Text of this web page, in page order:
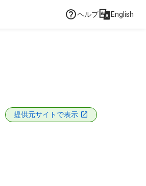
ヘルプ English
提供元サイトで表示